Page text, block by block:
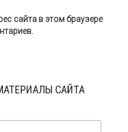
сайта в этом браузере
САЙТА